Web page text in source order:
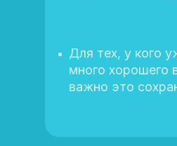
Для тех, у кого
много хорошего
важно это